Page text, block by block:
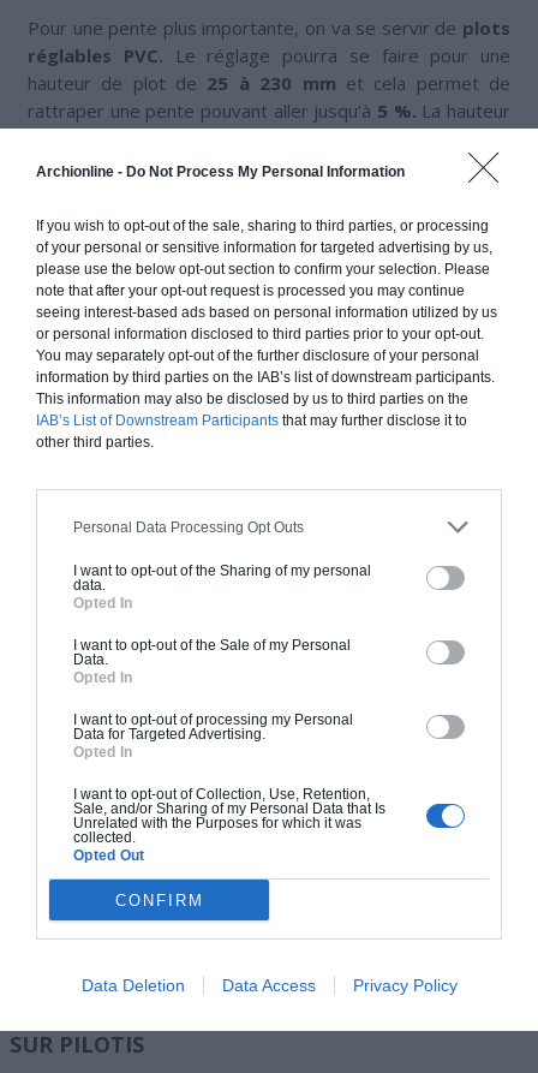
Archionline - Do Not Process My Personal Information
If you wish to opt-out of the sale, sharing to third parties, or processing
of your personal or sensitive information for targeted advertising by us,
please use the below opt-out section to confirm your selection. Please
note that after your opt-out request is processed you may continue
seeing interest-based ads based on personal information utilized by us
or personal information disclosed to third parties prior to your opt-out.
You may separately opt-out of the further disclosure of your personal
information by third parties on the IAB’s list of downstream participants.
This information may also be disclosed by us to third parties on the
IAB’s List of Downstream Participants that may further disclose it to
other third parties.
Personal Data Processing Opt Outs
I want to opt-out of the Sharing of my personal
data.
Opted In
I want to opt-out of the Sale of my Personal
Data.
Opted In
I want to opt-out of processing my Personal
Data for Targeted Advertising.
Opted In
I want to opt-out of Collection, Use, Retention,
Sale, and/or Sharing of my Personal Data that Is
Unrelated with the Purposes for which it was
collected.
Opted Out
CONFIRM
Data Deletion Data Access Privacy Policy
Pour une pente plus importante, on va se servir de plots
réglables PVC. Le réglage pourra se faire pour une
hauteur de plot de 25 à 230 mm et cela permet de
rattraper une pente pouvant aller jusqu’à 5 %. La hauteur
dimension des lambourdes et lames. Le calcul de la
selon qu’elles sont en aluminium ou en bois.
Ce type de travail est bien sûr à confier à une véritable
professionnel de la terrasse !
A savoir: lorsque la hauteur à rattraper pour une pente
estsupérieure à 230 mmet que l’utilisation de plots
s’avère impossible, le professionnel pourra installer des
petites dalles de béton sous chaque plot PVC ou bien il
SUR PILOTIS